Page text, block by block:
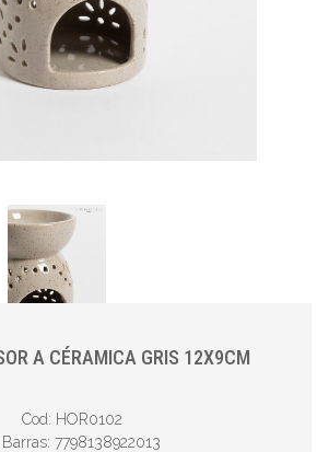
A CÉRAMICA GRIS 12X9CM
Cod: HOR0102
Barras: 7798138922013